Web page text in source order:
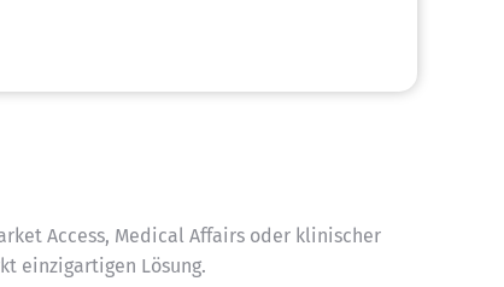
Access, Medical Affairs oder klinischer
einzigartigen Lösung.